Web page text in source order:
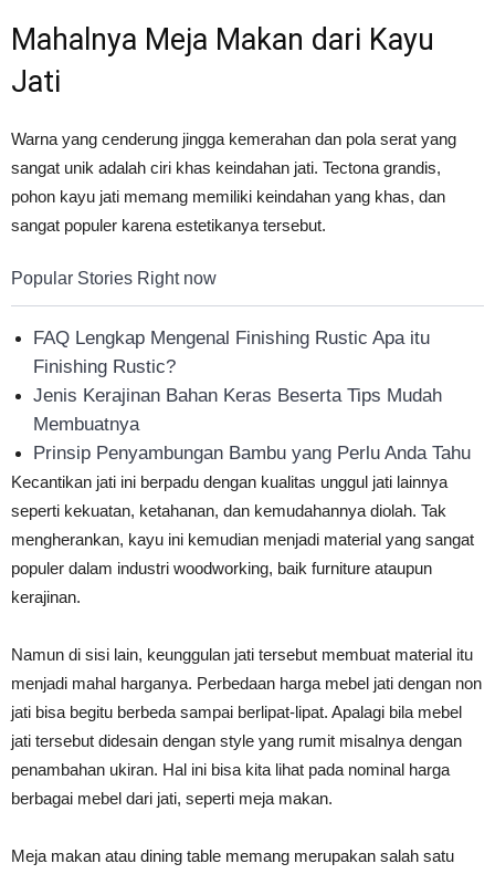
Mahalnya Meja Makan dari Kayu
Jati
Warna yang cenderung jingga kemerahan dan pola serat yang
sangat unik adalah ciri khas keindahan jati. Tectona grandis,
pohon kayu jati memang memiliki keindahan yang khas, dan
sangat populer karena estetikanya tersebut.
Popular Stories Right now
FAQ Lengkap Mengenal Finishing Rustic Apa itu
Finishing Rustic?
Jenis Kerajinan Bahan Keras Beserta Tips Mudah
Membuatnya
Prinsip Penyambungan Bambu yang Perlu Anda Tahu
Kecantikan jati ini berpadu dengan kualitas unggul jati lainnya
seperti kekuatan, ketahanan, dan kemudahannya diolah. Tak
mengherankan, kayu ini kemudian menjadi material yang sangat
populer dalam industri woodworking, baik furniture ataupun
kerajinan.
Namun di sisi lain, keunggulan jati tersebut membuat material itu
menjadi mahal harganya. Perbedaan harga mebel jati dengan non
jati bisa begitu berbeda sampai berlipat-lipat. Apalagi bila mebel
jati tersebut didesain dengan style yang rumit misalnya dengan
penambahan ukiran. Hal ini bisa kita lihat pada nominal harga
berbagai mebel dari jati, seperti meja makan.
Meja makan atau dining table memang merupakan salah satu